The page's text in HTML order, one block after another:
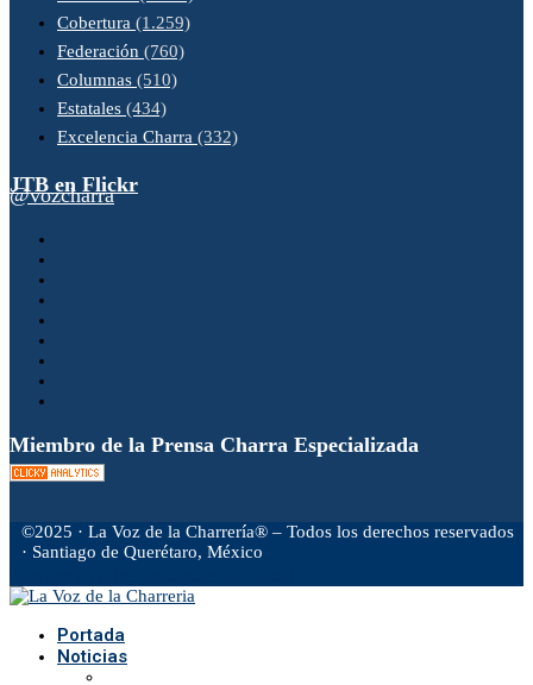
Cobertura (1.259)
Federación (760)
Columnas (510)
Estatales (434)
Excelencia Charra (332)
JTB en Flickr
@vozcharra
Miembro de la Prensa Charra Especializada
©2025 · La Voz de la Charrería® – Todos los derechos reservados
· Santiago de Querétaro, México
Portada
Noticias